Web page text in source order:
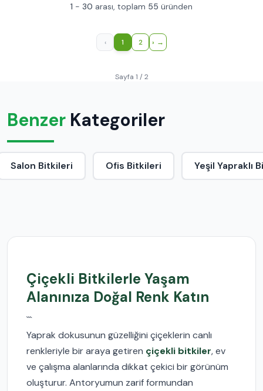
1 - 30 arası, toplam 55 üründen
‹ 1 2 ›
Sayfa 1 / 2
Benzer Kategoriler
Salon Bitkileri Ofis Bitkileri Yeşil Yapraklı
Çiçekli Bitkilerle Yaşam
Alanınıza Doğal Renk Katın
```
Yaprak dokusunun güzelliğini çiçeklerin canlı
renkleriyle bir araya getiren çiçekli bitkiler, ev
ve çalışma alanlarında dikkat çekici bir görünüm
oluşturur. Antoryumun zarif formundan